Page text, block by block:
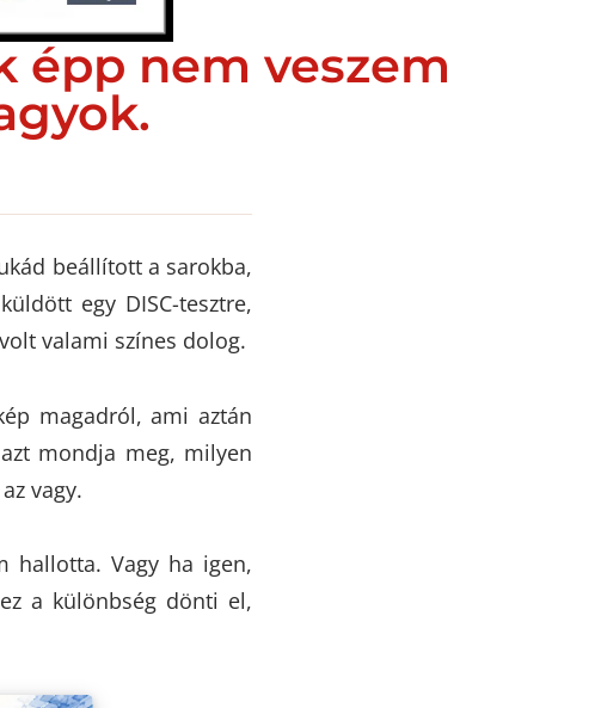
épp nem veszem
beállított a sarokba,
egy DISC-tesztre,
valami színes dolog.
magadról, ami aztán
mondja meg, milyen
vagy.
hallotta. Vagy ha igen,
a különbség dönti el,